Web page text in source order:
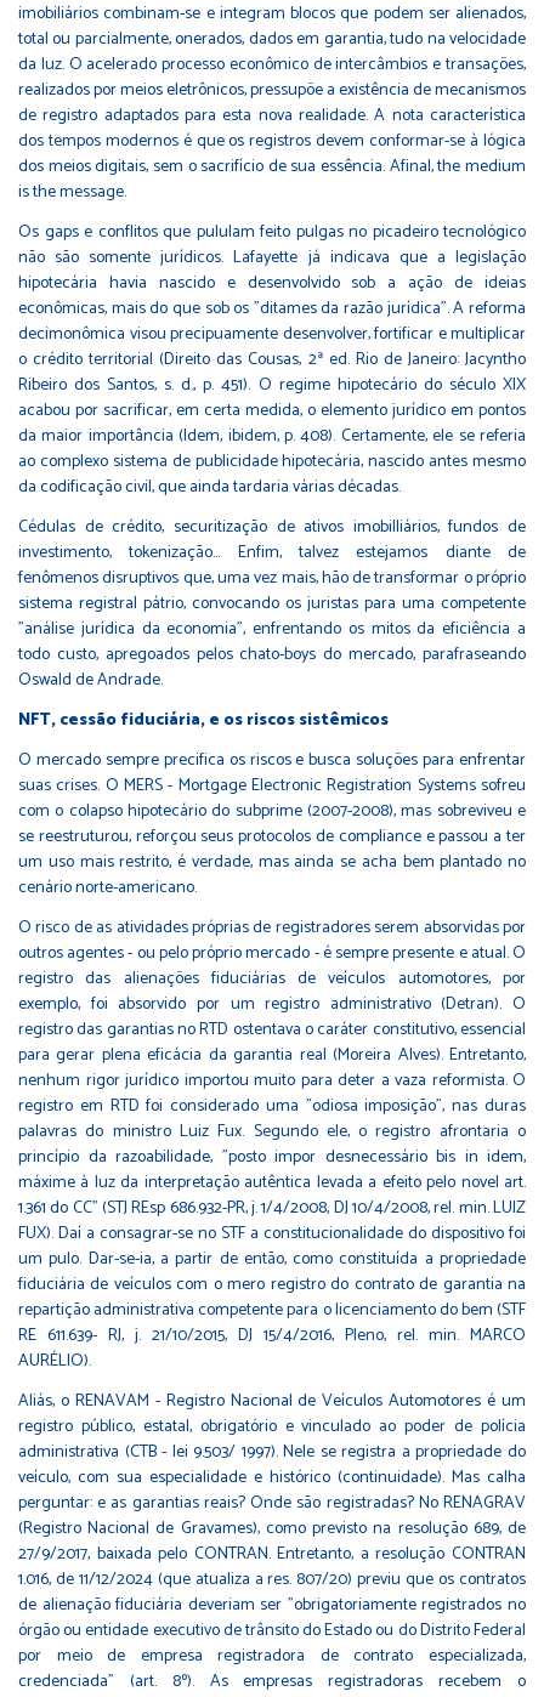
imobiliários combinam-se e integram blocos que podem ser alienados,
total ou parcialmente, onerados, dados em garantia, tudo na velocidade
da luz. O acelerado processo econômico de intercâmbios e transações,
realizados por meios eletrônicos, pressupõe a existência de mecanismos
de registro adaptados para esta nova realidade. A nota característica
dos tempos modernos é que os registros devem conformar-se à lógica
dos meios digitais, sem o sacrifício de sua essência. Afinal, the medium
is the message.
Os gaps e conflitos que pululam feito pulgas no picadeiro tecnológico
não são somente jurídicos. Lafayette já indicava que a legislação
hipotecária havia nascido e desenvolvido sob a ação de ideias
econômicas, mais do que sob os "ditames da razão jurídica". A reforma
decimonômica visou precipuamente desenvolver, fortificar e multiplicar
o crédito territorial (Direito das Cousas, 2ª ed. Rio de Janeiro: Jacyntho
Ribeiro dos Santos, s. d., p. 451). O regime hipotecário do século XIX
acabou por sacrificar, em certa medida, o elemento jurídico em pontos
da maior importância (Idem, ibidem, p. 408). Certamente, ele se referia
ao complexo sistema de publicidade hipotecária, nascido antes mesmo
da codificação civil, que ainda tardaria várias décadas.
Cédulas de crédito, securitização de ativos imobilliários, fundos de
investimento, tokenização... Enfim, talvez estejamos diante de
fenômenos disruptivos que, uma vez mais, hão de transformar o próprio
sistema registral pátrio, convocando os juristas para uma competente
"análise jurídica da economia", enfrentando os mitos da eficiência a
todo custo, apregoados pelos chato-boys do mercado, parafraseando
Oswald de Andrade.
NFT, cessão fiduciária, e os riscos sistêmicos
O mercado sempre precifica os riscos e busca soluções para enfrentar
suas crises. O MERS - Mortgage Electronic Registration Systems sofreu
com o colapso hipotecário do subprime (2007-2008), mas sobreviveu e
se reestruturou, reforçou seus protocolos de compliance e passou a ter
um uso mais restrito, é verdade, mas ainda se acha bem plantado no
cenário norte-americano.
O risco de as atividades próprias de registradores serem absorvidas por
outros agentes - ou pelo próprio mercado - é sempre presente e atual. O
registro das alienações fiduciárias de veículos automotores, por
exemplo, foi absorvido por um registro administrativo (Detran). O
registro das garantias no RTD ostentava o caráter constitutivo, essencial
para gerar plena eficácia da garantia real (Moreira Alves). Entretanto,
nenhum rigor jurídico importou muito para deter a vaza reformista. O
registro em RTD foi considerado uma "odiosa imposição", nas duras
palavras do ministro Luiz Fux. Segundo ele, o registro afrontaria o
princípio da razoabilidade, "posto impor desnecessário bis in idem,
máxime à luz da interpretação autêntica levada a efeito pelo novel art.
1.361 do CC" (STJ REsp 686.932-PR, j. 1/4/2008, DJ 10/4/2008, rel. min. LUIZ
FUX). Daí a consagrar-se no STF a constitucionalidade do dispositivo foi
um pulo. Dar-se-ia, a partir de então, como constituída a propriedade
fiduciária de veículos com o mero registro do contrato de garantia na
repartição administrativa competente para o licenciamento do bem (STF
RE 611.639- RJ, j. 21/10/2015, DJ 15/4/2016, Pleno, rel. min. MARCO
AURÉLIO).
Aliás, o RENAVAM - Registro Nacional de Veículos Automotores é um
registro público, estatal, obrigatório e vinculado ao poder de polícia
administrativa (CTB - lei 9.503/ 1997). Nele se registra a propriedade do
veículo, com sua especialidade e histórico (continuidade). Mas calha
perguntar: e as garantias reais? Onde são registradas? No RENAGRAV
(Registro Nacional de Gravames), como previsto na resolução 689, de
27/9/2017, baixada pelo CONTRAN. Entretanto, a resolução CONTRAN
1.016, de 11/12/2024 (que atualiza a res. 807/20) previu que os contratos
de alienação fiduciária deveriam ser "obrigatoriamente registrados no
órgão ou entidade executivo de trânsito do Estado ou do Distrito Federal
por meio de empresa registradora de contrato especializada,
credenciada" (art. 8º). As empresas registradoras recebem o